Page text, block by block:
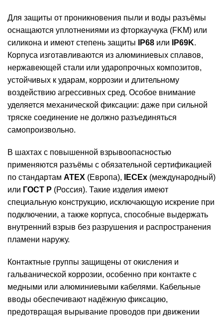
Для защиты от проникновения пыли и воды разъёмы
оснащаются уплотнениями из фторкаучука (FKM) или
силикона и имеют степень защиты
IP68 или IP69K.
Корпуса изготавливаются из алюминиевых сплавов,
нержавеющей стали или ударопрочных композитов,
устойчивых к ударам, коррозии и длительному
воздействию агрессивных сред. Особое внимание
уделяется механической фиксации: даже при сильной
тряске соединение не должно разъединяться
самопроизвольно.
В шахтах с повышенной взрывоопасностью
применяются разъёмы с обязательной сертификацией
по стандартам ATEX (Европа), IECEx (международный)
или ГОСТ Р (Россия). Такие изделия имеют
специальную конструкцию, исключающую искрение при
подключении, а также корпуса, способные выдержать
внутренний взрыв без разрушения и распространения
пламени наружу.
Контактные группы защищены от окисления и
гальванической коррозии, особенно при контакте с
медными или алюминиевыми кабелями. Кабельные
вводы обеспечивают надёжную фиксацию,
предотвращая вырывание проводов при движении